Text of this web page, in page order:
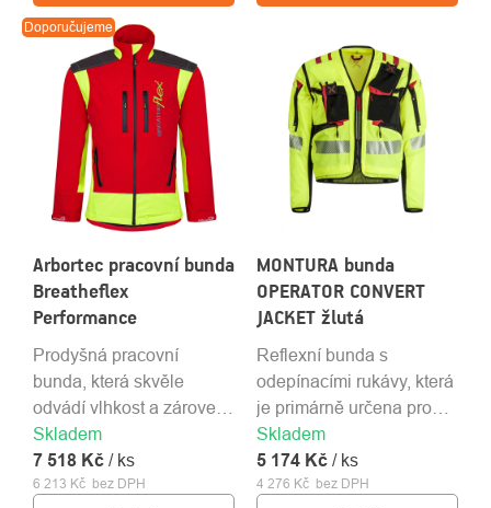
Doporučujeme
Arbortec pracovní bunda
Breatheflex
Performance
Skladem
6 213 Kč bez DPH
7 518 Kč / ks
Prodyšná pracovní
bunda, která skvěle
odvádí vlhkost a zároveň
je odolná proti oděru.
Velikost S - XXXL.
MONTURA bunda
OPERATOR CONVERT
JACKET žlutá
Skladem
4 276 Kč bez DPH
5 174 Kč / ks
Reflexní bunda s
odepínacími rukávy, která
je primárně určena pro
záchranné složky.